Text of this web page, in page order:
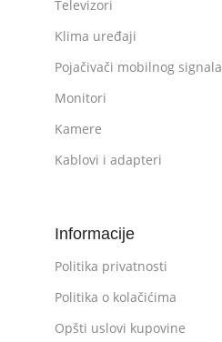
Televizori
Klima uređaji
Pojačivači mobilnog signala
Monitori
Kamere
Kablovi i adapteri
Informacije
Politika privatnosti
Politika o kolačićima
Opšti uslovi kupovine